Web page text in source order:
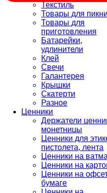
Текстиль
Товары для
Товары для
приготовления
Батарейки,
удлинители
Клей
Свечи
Галантерея
Крышки
Скатерти
Разное
Ценники
Держатели
монетницы
Ценники для
пистолета, лента
Ценники на
Ценники на
Ценники на
бумаге